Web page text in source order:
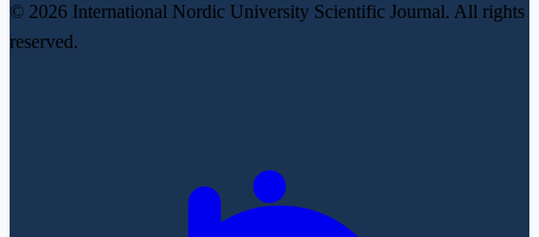
© 2026 International Nordic University Scientific Journal. All rights
reserved.